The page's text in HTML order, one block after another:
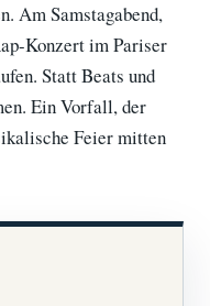
Am Samstagabend,
Konzert im Pariser
Statt Beats und
Ein Vorfall, der
Feier mitten